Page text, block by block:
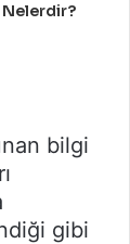
Nelerdir?
bilgi
gibi